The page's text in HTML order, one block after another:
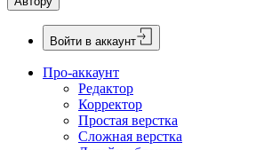
Войти в аккаунт
Про-аккаунт
Редактор
Корректор
Простая верстка
Сложная верстка